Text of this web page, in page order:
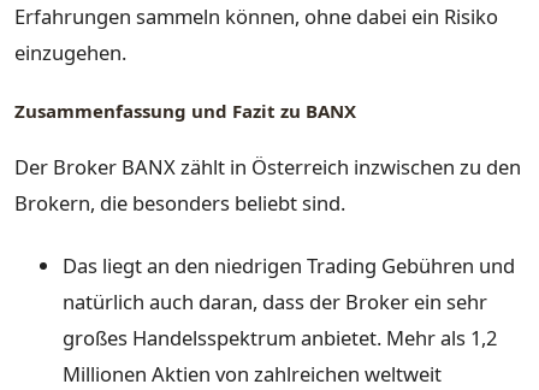
Erfahrungen sammeln können, ohne dabei ein Risiko
einzugehen.
Zusammenfassung und Fazit zu BANX
Der Broker BANX zählt in Österreich inzwischen zu den
Brokern, die besonders beliebt sind.
Das liegt an den niedrigen Trading Gebühren und
natürlich auch daran, dass der Broker ein sehr
großes Handelsspektrum anbietet. Mehr als 1,2
Millionen Aktien von zahlreichen weltweit